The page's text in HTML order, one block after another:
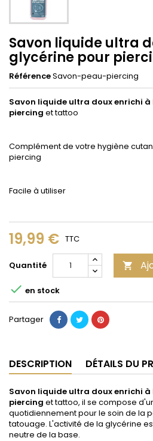
Savon liquide ultra
glycérine pour
RéférenceSavon-peau-piercing
Savon liquide ultra doux enrichi
piercing et tattoo
Complément de votre hygiène
piercing
Facile à utiliser
19,99 € TTC
Quantité 
 en stock
Partager
DESCRIPTION DÉTAILS DU
Savon liquide ultra doux enrichi
piercing et tattoo, il se compose
quotidiennement pour le soin de la
tatouage. L'activité de la glycérine
neutre de la base.